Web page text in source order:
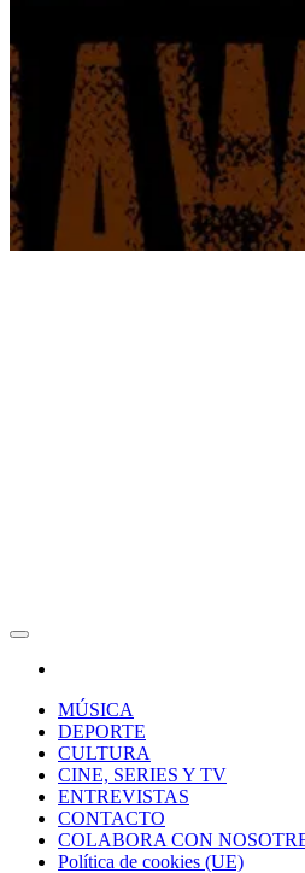
MÚSICA
DEPORTE
CULTURA
CINE, SERIES Y TV
ENTREVISTAS
CONTACTO
COLABORA CON
Política de cookies (UE)